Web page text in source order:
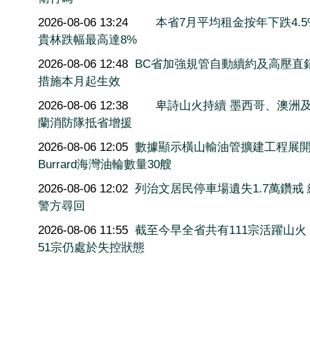
2026-08-06 13:24
本省7月平均租金按年下跌
貴林跌幅最高達8%
2026-08-06 12:48 BC省加強規管自動續約及高壓直
措施本月起生效
2026-08-06 12:38
卑詩山火持續 墨西哥、澳洲
蘭消防隊抵省增援
2026-08-06 12:05 數據顯示橫山輸油管擴建工程展
Burrard海灣油輪數量30艘
2026-08-06 12:02 列治文居民停車場遺失1.7萬鑽戒
警方尋回
2026-08-06 11:55 截至今早全省共有111宗活躍山火
51宗仍處於失控狀態